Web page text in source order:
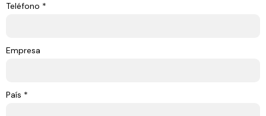
Teléfono *
Empresa
País *